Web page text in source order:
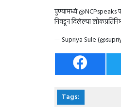
पुण्यामध्ये@NCPspeaks
निवडून दिलेल्या
— Supriya Sule
Tags: